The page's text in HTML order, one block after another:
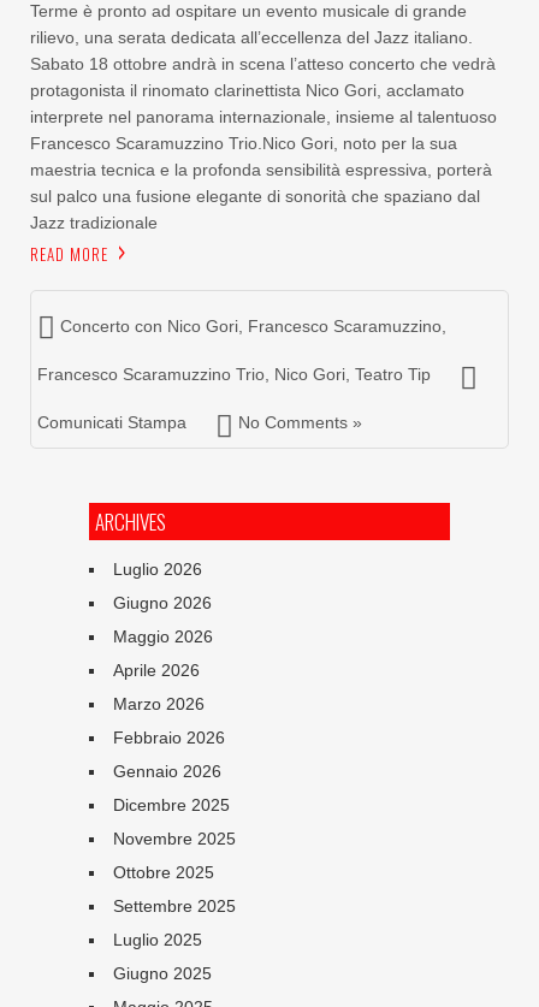
Terme è pronto ad ospitare un evento musicale di grande
rilievo, una serata dedicata all’eccellenza del Jazz italiano.
Sabato 18 ottobre andrà in scena l’atteso concerto che vedrà
protagonista il rinomato clarinettista Nico Gori, acclamato
interprete nel panorama internazionale, insieme al talentuoso
Francesco Scaramuzzino Trio.Nico Gori, noto per la sua
maestria tecnica e la profonda sensibilità espressiva, porterà
sul palco una fusione elegante di sonorità che spaziano dal
Jazz tradizionale
READ MORE
Concerto con Nico Gori Francesco Scaramuzzino
Francesco Scaramuzzino Trio Nico Gori Teatro Tip
Comunicati Stampa No Comments »
ARCHIVES
Luglio 2026
Giugno 2026
Maggio 2026
Aprile 2026
Marzo 2026
Febbraio 2026
Gennaio 2026
Dicembre 2025
Novembre 2025
Ottobre 2025
Settembre 2025
Luglio 2025
Giugno 2025